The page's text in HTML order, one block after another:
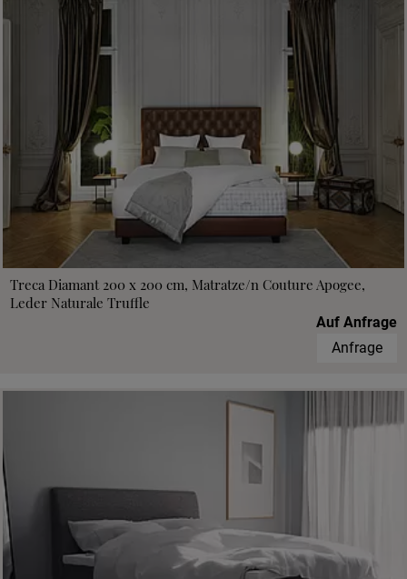
Treca Diamant 200 x 200 cm, Matratze/n Couture Apogee,
Leder Naturale Truffle
Auf Anfrage
Anfrage